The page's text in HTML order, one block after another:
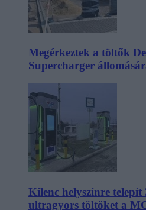
Megérkeztek a töltők
Supercharger
Kilenc helyszínre telepít
ultragyors töltőket a